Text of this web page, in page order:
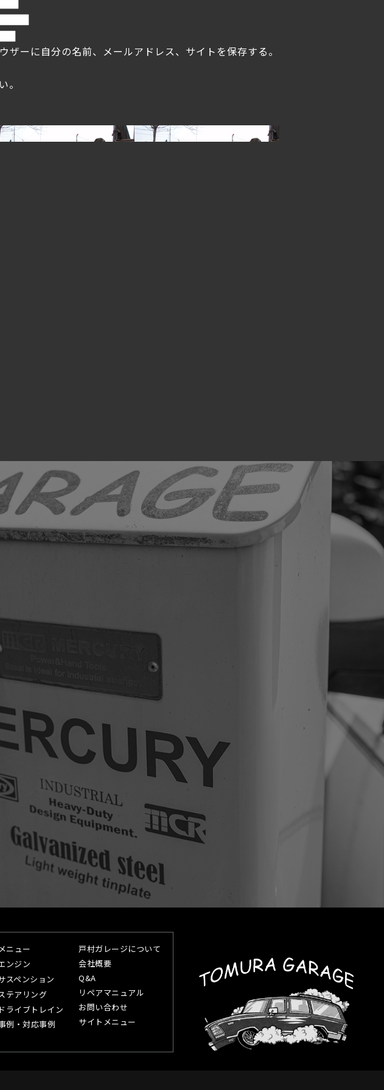
ザーに自分の名前、メールアドレス、サイトを保存する。
。
ニュー
ンジン
スペンション
テアリング
ドライブトレイン
例・対応事例
戸村ガレージについて
会社概要
Q&A
リペアマニュアル
お問い合わせ
サイトメニュー